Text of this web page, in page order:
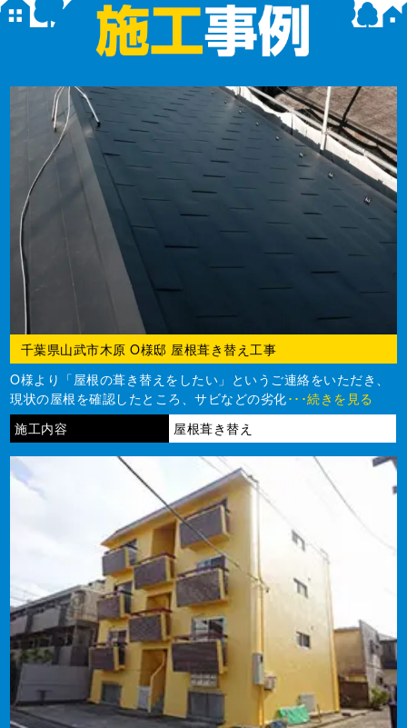
千葉県山武市木原 O様邸 屋根葺き替え工事
O様より「屋根の葺き替えをしたい」というご連絡をいただき、
現状の屋根を確認したところ、サビなどの劣化･･･続きを見る
施工内容
屋根葺き替え